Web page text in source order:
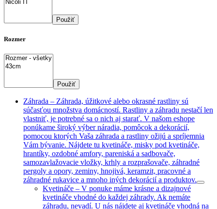
Použiť
Rozmer
Použiť
Záhrada – Záhrada, úžitkové alebo okrasné rastliny sú
súčasťou množstva domácností. Rastliny a záhradu nestačí len
vlastniť, je potrebné sa o nich aj starať. V našom eshope
ponúkame široký výber náradia, pomôcok a dekorácií,
pomocou ktorých Vaša záhrada a rastliny ožijú a spríjemnia
Vám bývanie. Nájdete tu kvetináče, misky pod kvetináče,
hrantíky, ozdobné amfory, pareniská a sadbovače,
samozavlažovacie vložky, krhly a rozprašovače, záhradné
pergoly a opory, zeminy, hnojivá, keramzit, pracovné a
záhradné rukavice a mnoho iných dekorácií a produktov.
Kvetináče – V ponuke máme krásne a dizajnové
kvetináče vhodné do každej záhrady. Ak nemáte
záhradu, nevadí. U nás nájdete aj kvetináče vhodná na